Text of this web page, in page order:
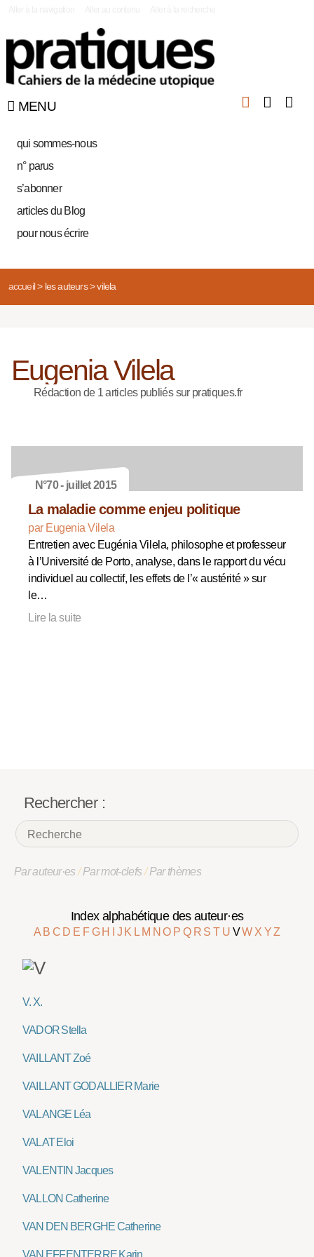
MENU
qui sommes-nous
n° parus
s’abonner
articles du Blog
pour nous écrire
accueil> les auteurs> vilela
Eugenia Vilela
Rédaction de 1 articles publiés sur pratiques.fr
N°70 - juillet 2015
La maladie comme enjeu politique
par Eugenia Vilela
Entretien avec Eugénia Vilela, philosophe et professeur
à l’Université de Porto, analyse, dans le rapport du vécu
individuel au collectif, les effets de l’« austérité » sur
le…
Lire la suite
Rechercher :
Par auteur·es/Par mot-clefs/Par thèmes
Index alphabétique des auteur·es
A B C D E F G H J K L M NO P Q R ST U VW X YZ
V. X.
VADOR Stella
VAILLANT Zoé
VAILLANT GODALLIER Marie
VALANGE Léa
VALAT Eloi
VALENTIN Jacques
VALLON Catherine
VAN DEN BERGHE Catherine